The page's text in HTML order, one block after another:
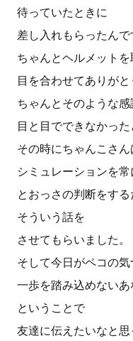
待っていたときに
差し入れもらったんで
ちゃんとヘルメットを
目を合わせてありが
ちゃんとそのような
目と目でできなかっ
その時にちゃんこさん
シミュレーションを
とおっさの判断をする
そういう話を
させてもらいました。
そして今日がペコの気
一歩を踏み込めないあ
ということで
友達に伝えたいなと思